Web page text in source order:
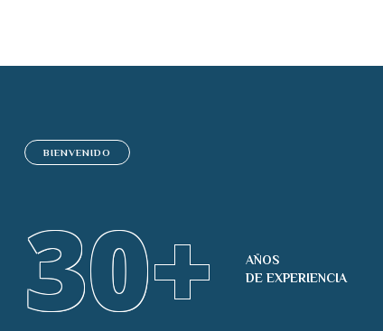
BIENVENIDO
30+
AÑOS
DE EXPERIENCIA